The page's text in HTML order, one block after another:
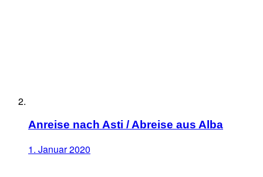
Anreise nach Asti / Abreise aus Alba
1. Januar 2020